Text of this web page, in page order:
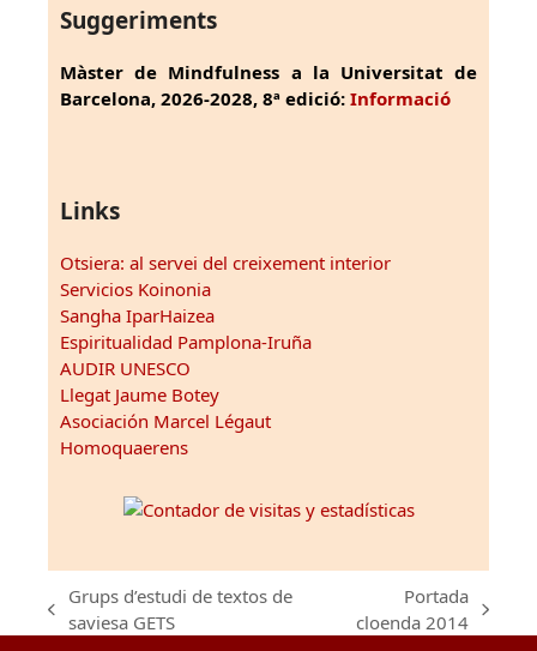
Suggeriments
Màster de Mindfulness a la Universitat de
Barcelona, 2026-2028, 8ª edició: Informació
Links
Otsiera: al servei del creixement interior
Servicios Koinonia
Sangha IparHaizea
Espiritualidad Pamplona-Iruña
AUDIR UNESCO
Llegat Jaume Botey
Asociación Marcel Légaut
Homoquaerens
previous
Grups d’estudi de textos de
saviesa GETS
next
Portada
cloenda 2014